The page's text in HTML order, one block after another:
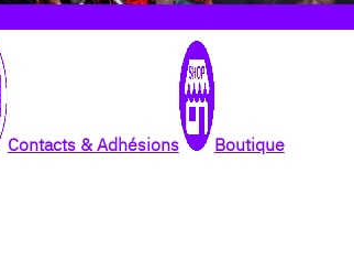
Contacts & Adhésions Boutique